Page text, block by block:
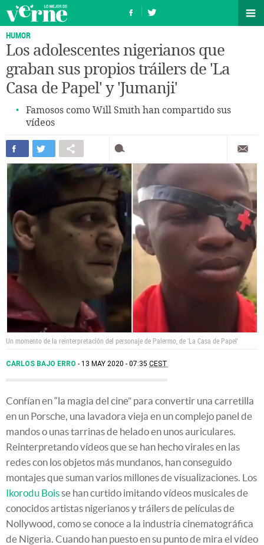
HUMOR
Los adolescentes nigerianos que
graban sus propios tráilers de 'La
Casa de Papel' y 'Jumanji'
Famosos como Will Smith han compartido sus
vídeos
Un momento de la reinterpretación del personaje de Palermo, de 'La Casa de Papel'
CARLOS BAJO ERRO 13 MAY 2020 - 07:35 CEST
Confían en “la magia del cine” para convertir una carretilla
en un Porsche, una lavadora vieja en un complejo panel de
mandos o unas tarrinas de helado en unos auriculares.
Reinterpretando vídeos que se han hecho virales en las
redes con los objetos más mundanos, han conseguido
montajes que suman varios millones de visualizaciones. Los
Ikorodu Boisse han curtido imitando vídeos musicales de
conocidos artistas nigerianos y tráilers de películas de
Nollywood, como se conoce a la industria cinematográfica
de Nigeria. Cuando han puesto en su punto de mira el vídeo